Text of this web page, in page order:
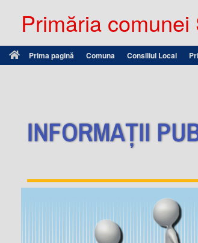
Primăria
Prima pagină Comuna Consiliul Local
INFORMAȚII